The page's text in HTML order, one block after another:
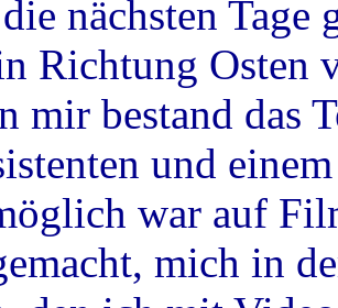
nächsten Tage
Richtung Osten
mir bestand das
und
war auf
mich in